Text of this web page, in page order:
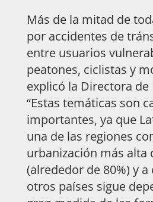
Más de la mitad de
por accidentes de
entre usuarios
peatones, ciclistas y
explicó la Directora
“Estas temáticas son
importantes, ya que
una de las regiones
urbanización más alta
(alrededor de 80%) y
otros países sigue